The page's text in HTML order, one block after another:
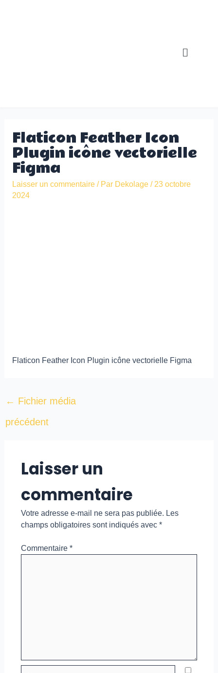
Menu
Flaticon Feather Icon
Plugin icône vectorielle
Figma
Laisser un commentaire / Par Dekolage / 23 octobre
2024
Flaticon Feather Icon Plugin icône vectorielle Figma
← Fichier média
précédent
Laisser un
commentaire
Votre adresse e-mail ne sera pas publiée. Les
champs obligatoires sont indiqués avec *
Commentaire *